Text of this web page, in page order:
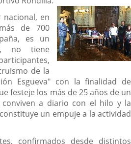
nacional, en
de 700
es un
no tiene
de la
Esgueva" con la finalidad de
festeje los más de 25 años de un
a diario con el hilo y la
un empuje a la actividad
confirmados desde distintos